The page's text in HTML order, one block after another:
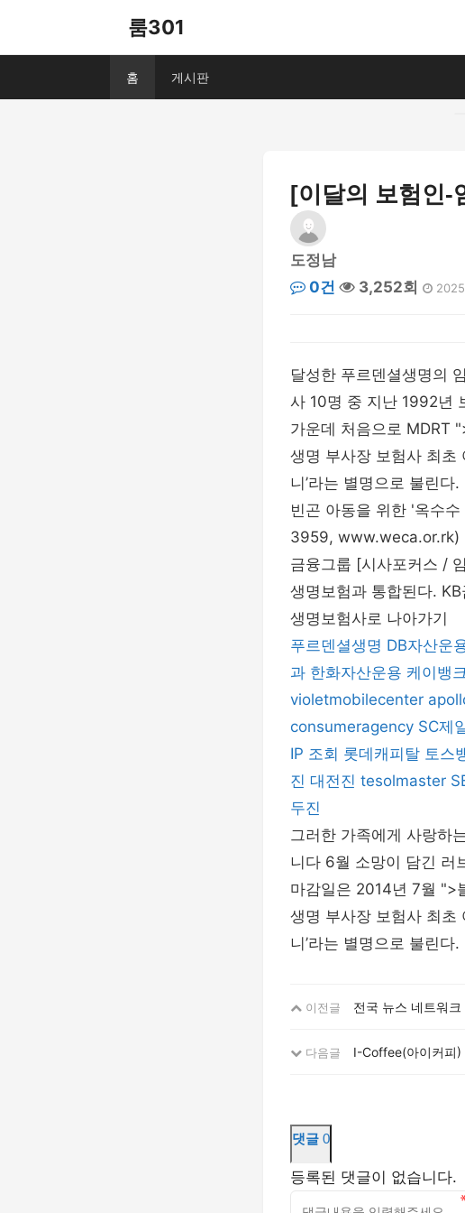
룸301
홈 게시판
[이달의 보험인-
도정남
0건
3,252회
달성한 푸르덴셜생명의
사 10명 중 지난 1992년
가운데 처음으로 MDRT
생명 부사장 보험사 최초
니’라는 별명으로 불린
빈곤 아동을 위한 '옥수
3959, www.weca.or.rk)
금융그룹 [시사포커스 /
생명보험과 통합된다.
생명보험사로 나아가기
푸르덴셜생명 DB자산운
과 한화자산운용 케이뱅
violetmobilecenter
consumeragency SC제
IP 조회 롯데캐피탈 토스
진 대전진 tesolmaster
두진
그러한 가족에게 사랑하
니다 6월 소망이 담긴 러
마감일은 2014년 7월 ">
생명 부사장 보험사 최초
니’라는 별명으로 불린
이전글 전국 뉴스 네트워크
다음글 I-Coffee(아이커피
댓글 0
등록된 댓글이 없습니다.